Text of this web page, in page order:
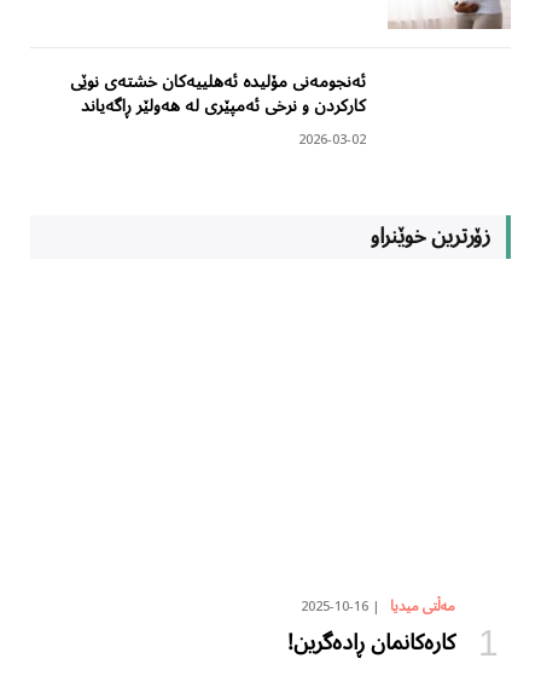
ئەنجومەنی مۆلیدە ئەهلییەکان خشتەی نوێی
کارکردن و نرخی ئەمپێری لە هەولێر ڕاگەیاند
2026-03-02
زۆرترین خوێنراو
مەڵتی میدیا 2025-10-16
کارەکانمان ڕادەگرین!